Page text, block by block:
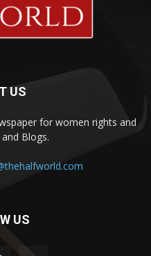
US
for women rights and
Blogs.
US